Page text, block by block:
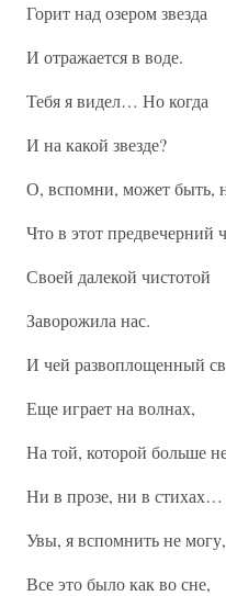
Горит над озером звезда
И отражается в воде.
Тебя я видел… Но когда
И на какой звезде?
О, вспомни, может быть,
Что в этот предвечерний
Своей далекой чистотой
Заворожила нас.
И чей развоплощенный
Еще играет на волнах,
На той, которой больше
Ни в прозе, ни в стихах…
Увы, я вспомнить не могу,
Все это было как во сне,